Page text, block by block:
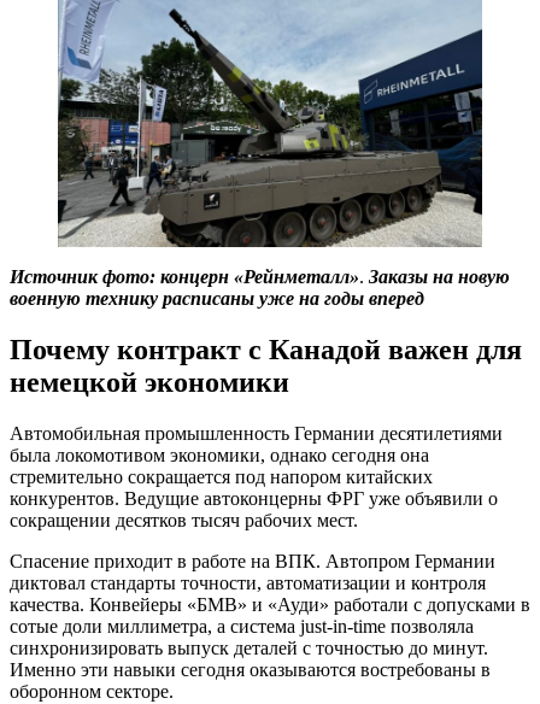
Источник фото: концерн «Рейнметалл». Заказы на новую
военную технику расписаны уже на годы вперед
Почему контракт с Канадой важен для
немецкой экономики
Автомобильная промышленность Германии десятилетиями
была локомотивом экономики, однако сегодня она
стремительно сокращается под напором китайских
конкурентов. Ведущие автоконцерны ФРГ уже объявили о
сокращении десятков тысяч рабочих мест.
Спасение приходит в работе на ВПК. Автопром Германии
диктовал стандарты точности, автоматизации и контроля
качества. Конвейеры «БМВ» и «Ауди» работали с допусками в
сотые доли миллиметра, а система just-in-time позволяла
синхронизировать выпуск деталей с точностью до минут.
Именно эти навыки сегодня оказываются востребованы в
оборонном секторе.